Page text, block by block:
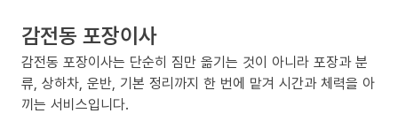
감전동 포장이사
감전동 포장이사는 단순히 짐만 옮기는 것이 아니라 포장과 분
류, 상하차, 운반, 기본 정리까지 한 번에 맡겨 시간과 체력을 아
끼는 서비스입니다.